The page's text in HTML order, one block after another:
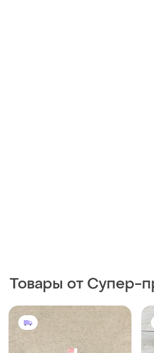
Товары от Супер-